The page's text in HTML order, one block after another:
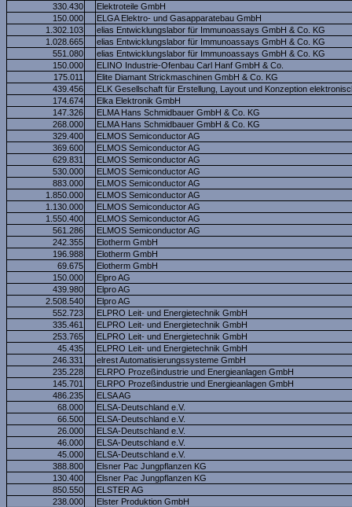
330.430
Elektroteile GmbH
150.000
ELGA Elektro- und Gasapparatebau GmbH
1.302.103
elias Entwicklungslabor für Immunoassays GmbH & Co. KG
1.028.665
elias Entwicklungslabor für Immunoassays GmbH & Co. KG
551.080
elias Entwicklungslabor für Immunoassays GmbH & Co. KG
150.000
ELINO Industrie-Ofenbau Carl Hanf GmbH & Co.
175.011
Elite Diamant Strickmaschinen GmbH & Co. KG
439.456
ELK Gesellschaft für Erstellung, Layout und Konzeption
174.674
Elka Elektronik GmbH
147.326
ELMA Hans Schmidbauer GmbH & Co. KG
268.000
ELMA Hans Schmidbauer GmbH & Co. KG
329.400
ELMOS Semiconductor AG
369.600
ELMOS Semiconductor AG
629.831
ELMOS Semiconductor AG
530.000
ELMOS Semiconductor AG
883.000
ELMOS Semiconductor AG
1.850.000
ELMOS Semiconductor AG
1.130.000
ELMOS Semiconductor AG
1.550.400
ELMOS Semiconductor AG
561.286
ELMOS Semiconductor AG
242.355
Elotherm GmbH
196.988
Elotherm GmbH
69.675
Elotherm GmbH
150.000
Elpro AG
439.980
Elpro AG
2.508.540
Elpro AG
552.723
ELPRO Leit- und Energietechnik GmbH
335.461
ELPRO Leit- und Energietechnik GmbH
253.765
ELPRO Leit- und Energietechnik GmbH
45.435
ELPRO Leit- und Energietechnik GmbH
246.331
elrest Automatisierungssysteme GmbH
235.228
ELRPO Prozeßindustrie und Energieanlagen GmbH
145.701
ELRPO Prozeßindustrie und Energieanlagen GmbH
486.235
ELSA AG
68.000
ELSA-Deutschland e.V.
66.500
ELSA-Deutschland e.V.
26.000
ELSA-Deutschland e.V.
46.000
ELSA-Deutschland e.V.
45.000
ELSA-Deutschland e.V.
388.800
Elsner Pac Jungpflanzen KG
130.400
Elsner Pac Jungpflanzen KG
850.550
ELSTER AG
238.000
Elster Produktion GmbH